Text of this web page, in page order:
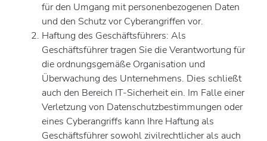
für den Umgang mit personenbezogenen Daten
und den Schutz vor Cyberangriffen vor.
Haftung des Geschäftsführers: Als
Geschäftsführer tragen Sie die Verantwortung für
die ordnungsgemäße Organisation und
Überwachung des Unternehmens. Dies schließt
auch den Bereich IT-Sicherheit ein. Im Falle einer
Verletzung von Datenschutzbestimmungen oder
eines Cyberangriffs kann Ihre Haftung als
Geschäftsführer sowohl zivilrechtlicher als auch